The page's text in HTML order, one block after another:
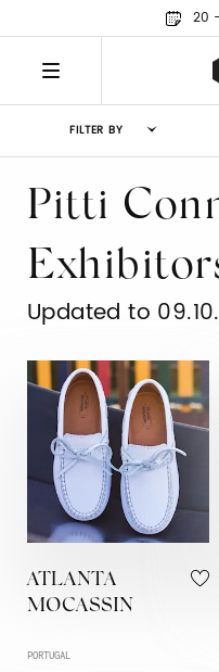
20
FILTER BY
Pitti
Updated to
ATLANTA
MOCASSIN
PORTUGAL